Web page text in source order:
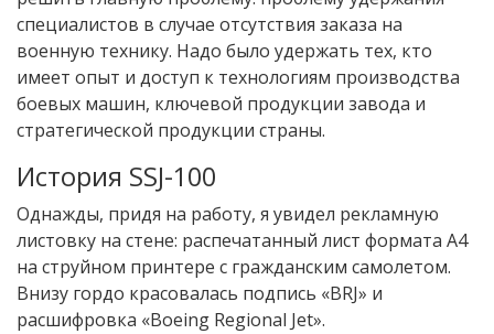
специалистов в случае отсутствия заказа на
военную технику. Надо было удержать тех, кто
имеет опыт и доступ к технологиям производства
боевых машин, ключевой продукции завода и
стратегической продукции страны.
История SSJ-100
Однажды, придя на работу, я увидел рекламную
листовку на стене: распечатанный лист формата А4
на струйном принтере с гражданским самолетом.
Внизу гордо красовалась подпись «BRJ» и
расшифровка «Boeing Regional Jet».